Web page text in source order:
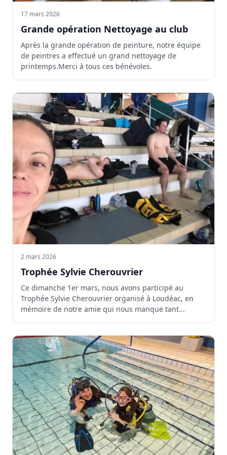
17 mars 2026
Grande opération Nettoyage au club
Après la grande opération de peinture, notre équipe
de peintres a effectué un grand nettoyage de
printemps.Merci à tous ces bénévoles.
2 mars 2026
Trophée Sylvie Cherouvrier
Ce dimanche 1er mars, nous avons participé au
Trophée Sylvie Cherouvrier organisé à Loudéac, en
mémoire de notre amie qui nous manque tant...